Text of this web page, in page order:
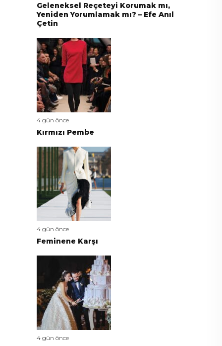
Geleneksel Reçeteyi Korumak mı,
Yeniden Yorumlamak mı? – Efe Anıl
Çetin
4 gün önce
Kırmızı Pembe
4 gün önce
Feminene Karşı
4 gün önce